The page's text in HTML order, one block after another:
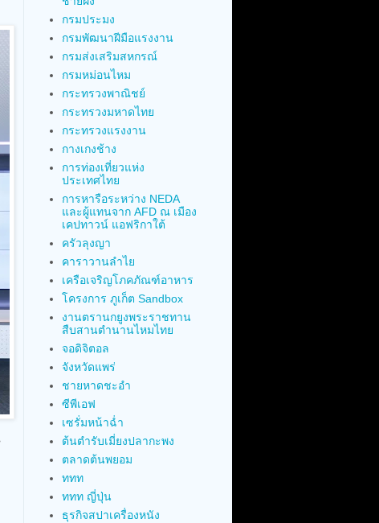
กรมประมง
กรมพัฒนาฝีมือแรงงาน
กรมส่งเสริมสหกรณ์
กรมหม่อนไหม
กระทรวงพาณิชย์
กระทรวงมหาดไทย
กระทรวงแรงงาน
กางเกงช้าง
การท่องเที่ยวแห่ง
ประเทศไทย
การหารือระหว่าง NEDA
และผู้แทนจาก AFD ณ เมือง
เคปทาวน์ แอฟริกาใต้
ครัวลุงญา
คาราวานลำไย
เครือเจริญโภคภัณฑ์อาหาร
โครงการ ภูเก็ต Sandbox
งานตรานกยูงพระราชทาน
สืบสานตำนานไหมไทย
จอดิจิตอล
จังหวัดแพร่
ชายหาดชะอำ
ซีพีเอฟ
เซรั่มหน้าฉ่ำ
ต้นตำรับเมี่ยงปลากะพง
ตลาดต้นพยอม
ททท
ททท ญี่ปุ่น
ธุรกิจสปาเครื่องหนัง